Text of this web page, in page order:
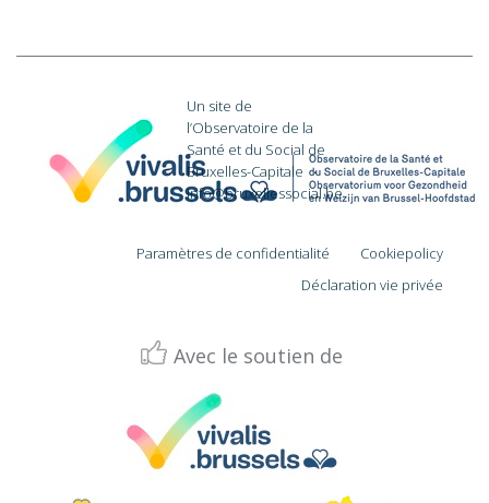
Un site de
l’Observatoire de la
Santé et du Social de
Bruxelles-Capitale ·
info@bruxellessocial.be
Paramètres de confidentialité
Cookiepolicy
Déclaration vie privée
Avec le soutien de